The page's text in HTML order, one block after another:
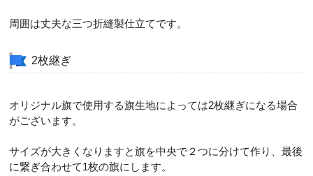
周囲は丈夫な三つ折縫製仕立てです。
2枚継ぎ
オリジナル旗で使用する旗生地によっては2枚継ぎになる場合
がございます。
サイズが大きくなりますと旗を中央で２つに分けて作り、最後
に繋ぎ合わせて1枚の旗にします。